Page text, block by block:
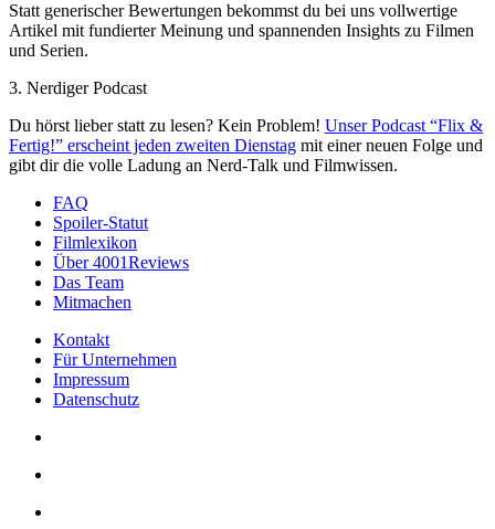
Statt generischer Bewertungen bekommst du bei uns vollwertige
Artikel mit fundierter Meinung und spannenden Insights zu Filmen
und Serien.
3. Nerdiger Podcast
Du hörst lieber statt zu lesen? Kein Problem! Unser Podcast “Flix &
Fertig!” erscheint jeden zweiten Dienstag mit einer neuen Folge und
gibt dir die volle Ladung an Nerd-Talk und Filmwissen.
FAQ
Spoiler-Statut
Filmlexikon
Über 4001Reviews
Das Team
Mitmachen
Kontakt
Für Unternehmen
Impressum
Datenschutz